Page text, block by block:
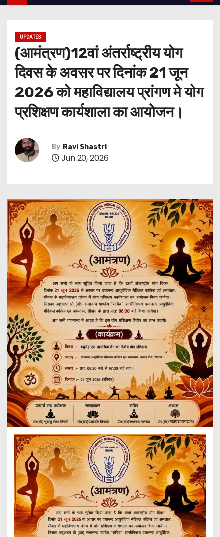
UPDATES
(आमंत्रण)12वां अंतर्राष्ट्रीय योग
दिवस के अवसर पर दिनांक 21 जून
2026 को महाविद्यालय प्रांगण मे योग
प्रशिक्षण कार्यशाला का आयोजन।
By Ravi Shastri
Jun 20, 2026